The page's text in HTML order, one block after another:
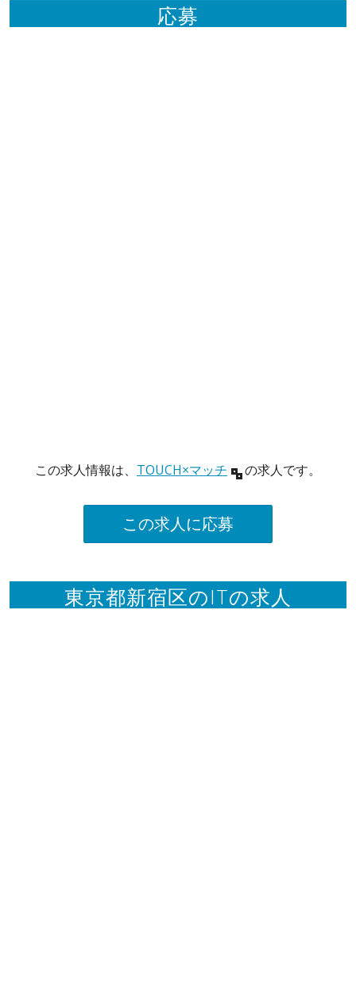
応募
この求人情報は、 TOUCH×マッチ の求人です。
この求人に応募
東京都新宿区のITの求人